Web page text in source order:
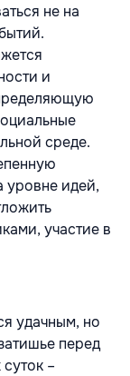
не на
и
среде.
уровне идей,
участие в
удачным, но
перед
–